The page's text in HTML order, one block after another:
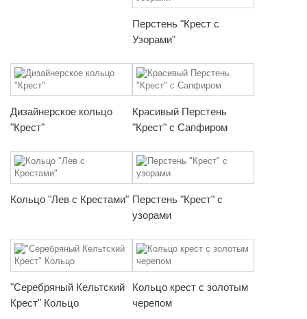
Перстень "Крест с
Узорами"
Дизайнерское кольцо
"Крест"
Красивый Перстень
"Крест" с Сапфиром
Кольцо "Лев с Крестами" Перстень "Крест" с
узорами
"Серебряный Кельтский
Крест" Кольцо
Кольцо крест с золотым
черепом